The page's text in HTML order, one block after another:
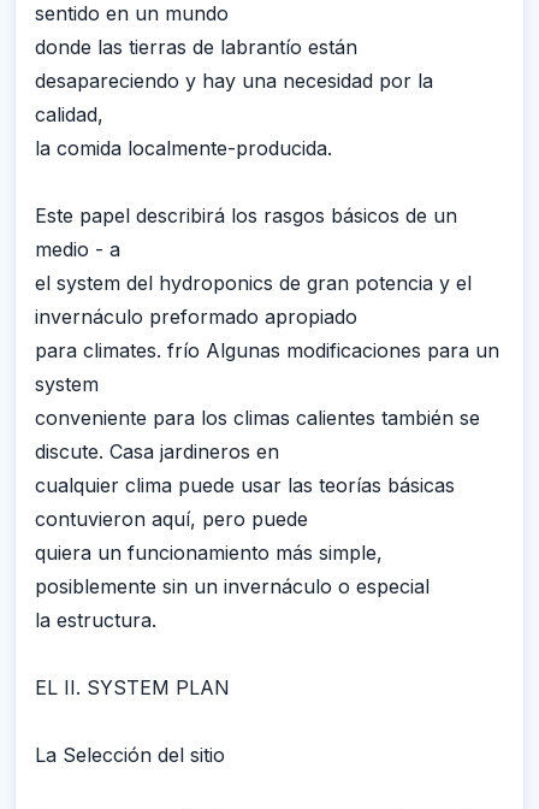
sentido en un mundo
donde las tierras de labrantío están
desapareciendo y hay una necesidad por la
calidad,
la comida localmente-producida.
Este papel describirá los rasgos básicos de un
medio - a
el system del hydroponics de gran potencia y el
invernáculo preformado apropiado
para climates. frío Algunas modificaciones para un
system
conveniente para los climas calientes también se
discute. Casa jardineros en
cualquier clima puede usar las teorías básicas
contuvieron aquí, pero puede
quiera un funcionamiento más simple,
posiblemente sin un invernáculo o especial
la estructura.
EL II. SYSTEM PLAN
La Selección del sitio